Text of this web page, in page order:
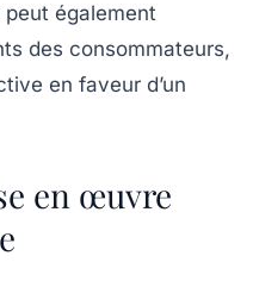
peut également
des consommateurs,
en faveur d’un
en œuvre